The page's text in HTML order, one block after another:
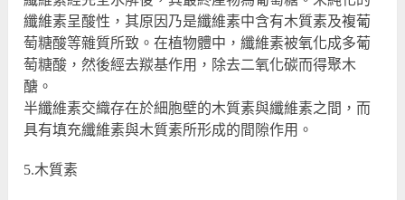
纖維素呈酸性，其原因乃是纖維素中含有木質素及複葡
萄糖酸等雜質所致。在植物體中，纖維素被氧化成多葡
萄糖酸，然後經去羰基作用，除去二氧化碳而得聚木
醣。
半纖維素交織存在於細胞壁的木質素與纖維素之間，而
具有填充纖維素與木質素所形成的間隙作用。
5.木質素